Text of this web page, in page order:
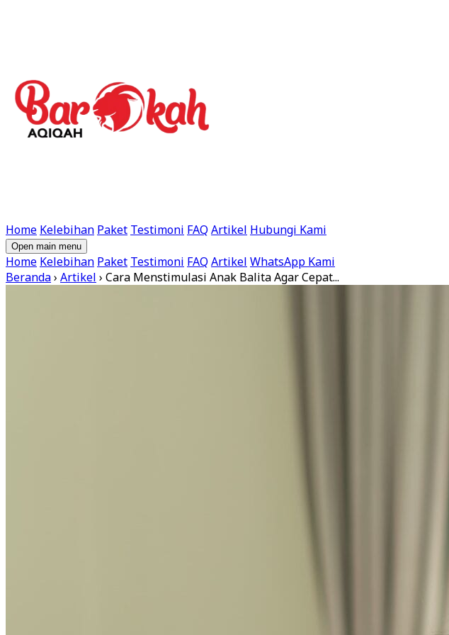
Home Kelebihan Paket Testimoni FAQ Artikel Hubungi Kami
Open main menu
Home Kelebihan Paket Testimoni FAQ Artikel WhatsApp Kami
Beranda› Artikel › Cara Menstimulasi Anak Balita Agar Cepat...